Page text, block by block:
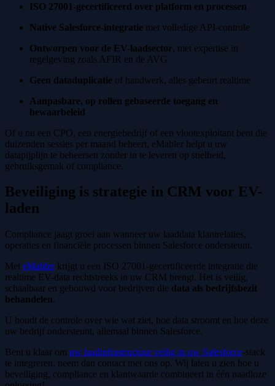
ISO 27001-gecertificeerd over platform en processen
Native Salesforce-integratie met volledige API-controle
Ontworpen voor de EV-laadsector, met expertise in
regelgeving zoals AFIR en de AVG
Geen dataduplicatie of handwerk, alles gebeurt realtime
Aanpasbare, op rollen gebaseerde toegang en
bewaarbeleid
Of u nu een CPO, een energiebedrijf of een vlootexploitant bent die
duizenden sessies per maand beheert, eMabler helpt u uw
datapijplijn te beheersen zonder in te leveren op snelheid,
gebruiksgemak of compliance.
Beveiliging is strategie in CRM voor EV-
laden
Compliance jaagt groei aan wanneer uw laaddata klantrelaties,
operaties en financiële processen binnen Salesforce ondersteunt.
Met eMablerkrijgt u een ISO 27001-gecertificeerde integratie die
realtime EV-data rechtstreeks in uw CRM brengt. Het is veilig,
schaalbaar en gebouwd voor bedrijven die data als bedrijfsbezit
behandelen.
U houdt de controle over wie wat ziet, hoe data stroomt en hoe deze
uw bedrijf ondersteunt, allemaal binnen Salesforce.
Bent u klaar om uw laadinfrastructuur veilig in uw Salesforce-stack
te integreren, neem dan contact met ons op. Wij laten u zien hoe u
beveiliging, compliance en klantwaarde combineert in één naadloze